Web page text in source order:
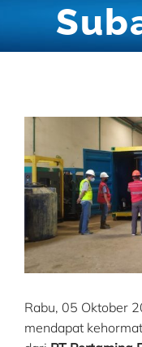
Image
Rabu, 05 Oktober
mendapat